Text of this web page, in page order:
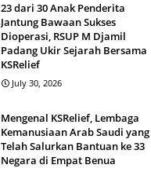
23 dari 30 Anak Penderita
Jantung Bawaan Sukses
Dioperasi, RSUP M Djamil
Padang Ukir Sejarah Bersama
KSRelief
July 30, 2026
Mengenal KSRelief, Lembaga
Kemanusiaan Arab Saudi yang
Telah Salurkan Bantuan ke 33
Negara di Empat Benua